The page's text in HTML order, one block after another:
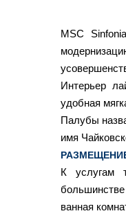
MSC
Интерьер
удобная
Палубы
имя
К услугам
ванная